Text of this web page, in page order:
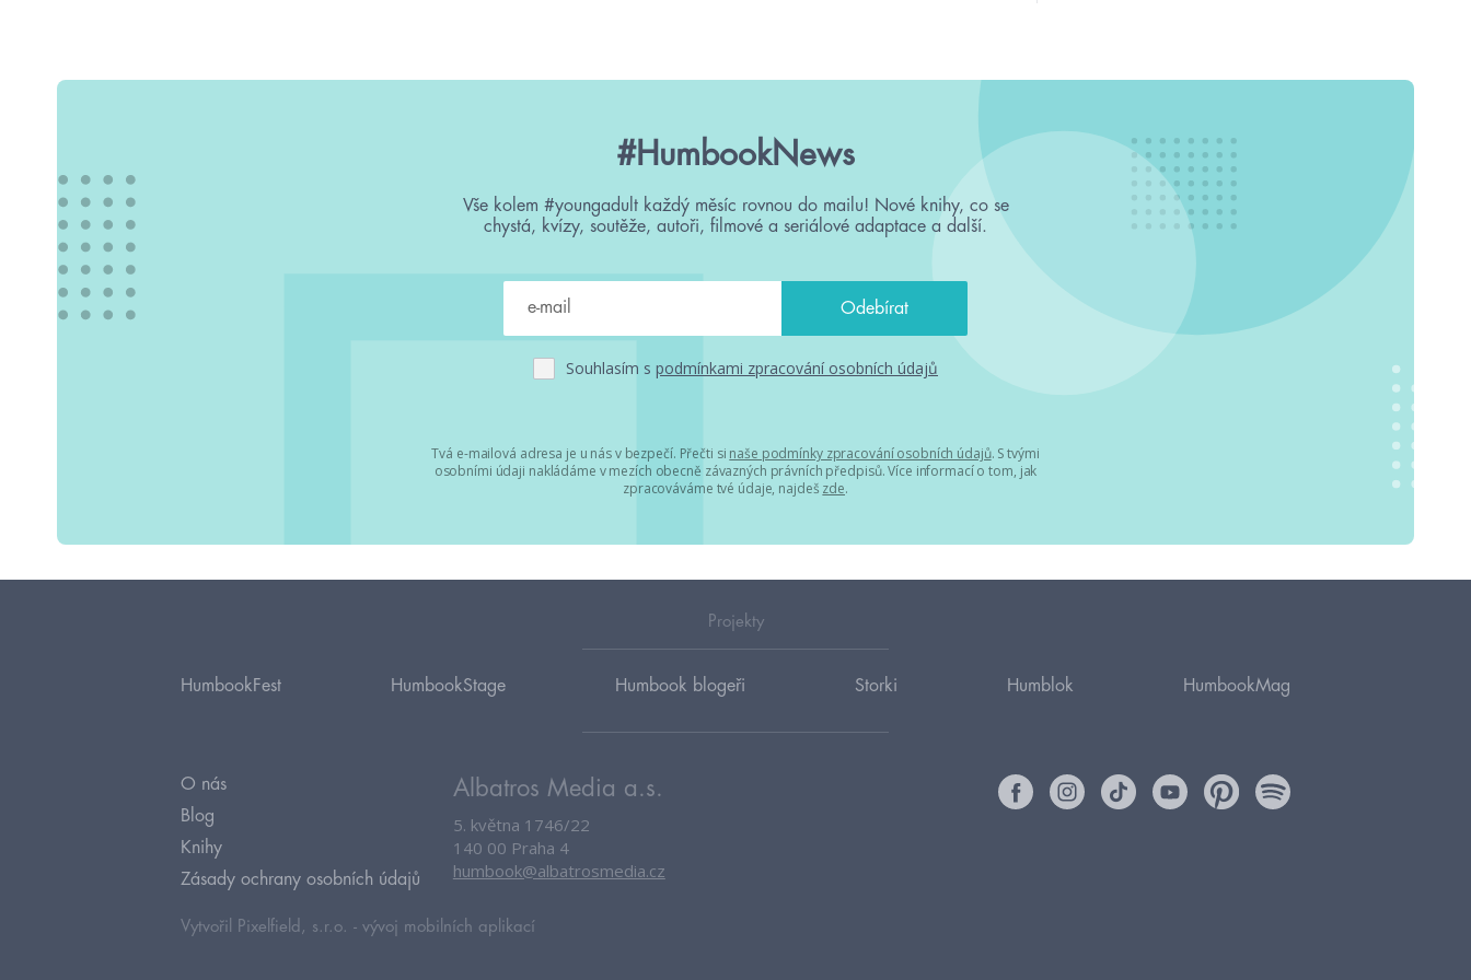
#HumbookNews
Vše kolem #youngadult každý měsíc rovnou do mailu! Nové knihy, co se
chystá, kvízy, soutěže, autoři, filmové a seriálové adaptace a další.
Souhlasím s podmínkami zpracování osobních údajů
Tvá e-mailová adresa je u nás v bezpečí. Přečti si naše podmínky zpracování osobních údajů. S tvými
osobními údaji nakládáme v mezích obecně závazných právních předpisů. Více informací o tom, jak
zpracováváme tvé údaje, najdeš zde.
Projekty
HumbookFest HumbookStage Humbook blogeři Storki Humblok HumbookMag
O nás
Blog
Knihy
Zásady ochrany osobních údajů
Albatros Media a.s.
5. května 1746/22
140 00 Praha 4
humbook@albatrosmedia.cz
Vytvořil Pixelfield, s.r.o. - vývoj mobilních aplikací